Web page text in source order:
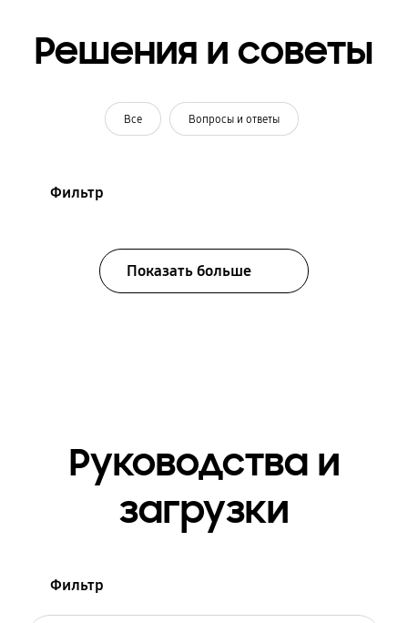
Решения и советы
Все Вопросы и ответы
Фильтр
Показать больше
Руководства и
загрузки
Фильтр